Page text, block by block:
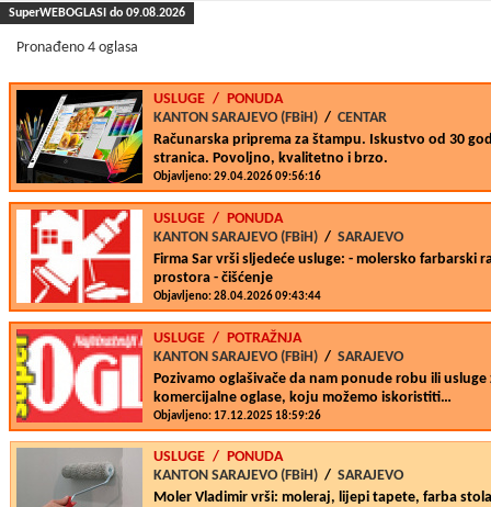
SuperWEBOGLASI do 09.08.2026
Pronađeno 4 oglasa
USLUGE / PONUDA
KANTON SARAJEVO (FBiH) / CENTAR
Računarska priprema za štampu. Iskustvo od 30
stranica. Povoljno, kvalitetno i brzo.
Objavljeno: 29.04.2026 09:56:16
USLUGE / PONUDA
KANTON SARAJEVO (FBiH) / SARAJEVO
Firma Sar vrši sljedeće usluge: - molersko farbarski
prostora - čišćenje
Objavljeno: 28.04.2026 09:43:44
USLUGE / POTRAŽNJA
KANTON SARAJEVO (FBiH) / SARAJEVO
Pozivamo oglašivače da nam ponude robu ili
komercijalne oglase, koju možemo iskoristiti…
Objavljeno: 17.12.2025 18:59:26
USLUGE / PONUDA
KANTON SARAJEVO (FBiH) / SARAJEVO
Moler Vladimir vrši: moleraj, lijepi tapete, farba